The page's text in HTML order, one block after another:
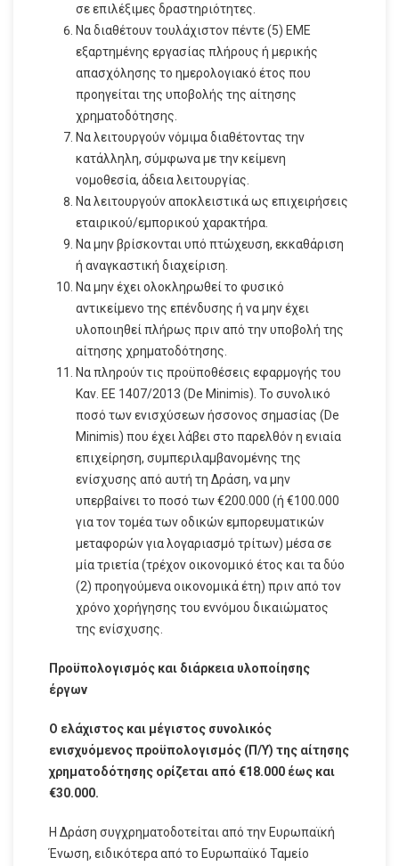
σε επιλέξιμες δραστηριότητες.
Να διαθέτουν τουλάχιστον πέντε (5) ΕΜΕ
εξαρτημένης εργασίας πλήρους ή μερικής
απασχόλησης το ημερολογιακό έτος που
προηγείται της υποβολής της αίτησης
χρηματοδότησης.
Να λειτουργούν νόμιμα διαθέτοντας την
κατάλληλη, σύμφωνα με την κείμενη
νομοθεσία, άδεια λειτουργίας.
Να λειτουργούν αποκλειστικά ως επιχειρήσεις
εταιρικού/εμπορικού χαρακτήρα.
Να μην βρίσκονται υπό πτώχευση, εκκαθάριση
ή αναγκαστική διαχείριση.
Να μην έχει ολοκληρωθεί το φυσικό
αντικείμενο της επένδυσης ή να μην έχει
υλοποιηθεί πλήρως πριν από την υποβολή της
αίτησης χρηματοδότησης.
Να πληρούν τις προϋποθέσεις εφαρμογής του
Καν. ΕΕ 1407/2013 (De Minimis). Το συνολικό
ποσό των ενισχύσεων ήσσονος σημασίας (De
Minimis) που έχει λάβει στο παρελθόν η ενιαία
επιχείρηση, συμπεριλαμβανομένης της
ενίσχυσης από αυτή τη Δράση, να μην
υπερβαίνει το ποσό των €200.000 (ή €100.000
για τον τομέα των οδικών εμπορευματικών
μεταφορών για λογαριασμό τρίτων) μέσα σε
μία τριετία (τρέχον οικονομικό έτος και τα δύο
(2) προηγούμενα οικονομικά έτη) πριν από τον
χρόνο χορήγησης του εννόμου δικαιώματος
της ενίσχυσης.
Προϋπολογισμός και διάρκεια υλοποίησης
έργων
Ο ελάχιστος και μέγιστος συνολικός
ενισχυόμενος προϋπολογισμός (Π/Υ) της αίτησης
χρηματοδότησης ορίζεται από €18.000 έως και
€30.000.
Η Δράση συγχρηματοδοτείται από την Ευρωπαϊκή
Ένωση, ειδικότερα από το Ευρωπαϊκό Ταμείο